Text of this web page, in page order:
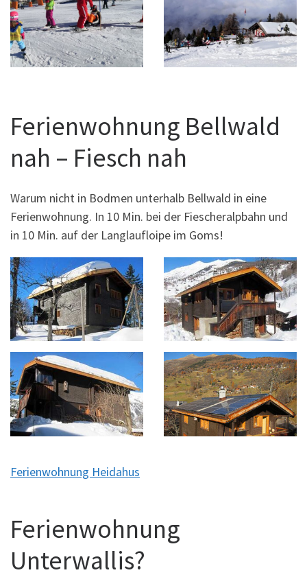
Ferienwohnung Bellwald
nah – Fiesch nah
Warum nicht in Bodmen unterhalb Bellwald in eine
Ferienwohnung. In 10 Min. bei der Fiescheralpbahn und
in 10 Min. auf der Langlaufloipe im Goms!
Ferienwohnung Heidahus
Ferienwohnung
Unterwallis?